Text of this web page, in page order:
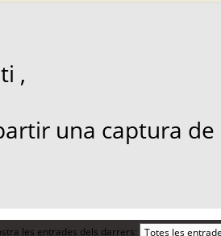
,
una captura de
les entrades dels darrers: